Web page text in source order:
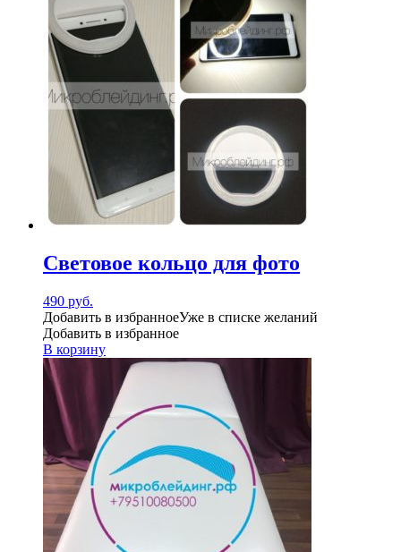
Световое кольцо для фото
490 руб.
Добавить в избранноеУже в списке желаний
Добавить в избранное
В корзину